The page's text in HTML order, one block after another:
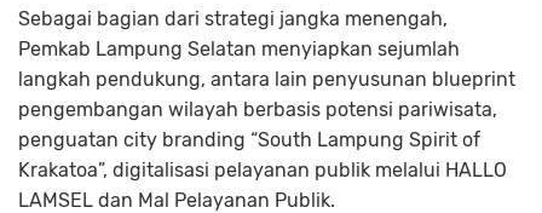
Sebagai bagian dari strategi jangka menengah,
Pemkab Lampung Selatan menyiapkan sejumlah
langkah pendukung, antara lain penyusunan blueprint
pengembangan wilayah berbasis potensi pariwisata,
penguatan city branding “South Lampung Spirit of
Krakatoa”, digitalisasi pelayanan publik melalui HALLO
LAMSEL dan Mal Pelayanan Publik.